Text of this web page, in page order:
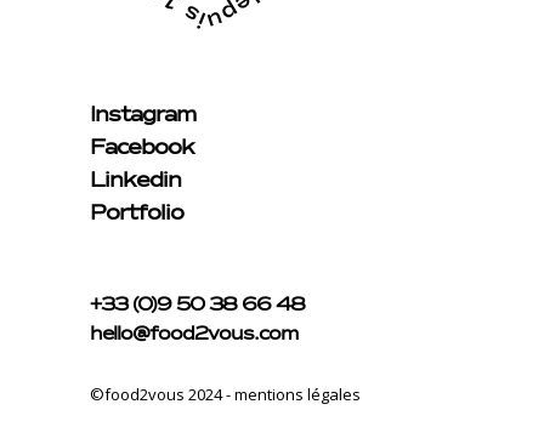
Instagram
Facebook
Linkedin
Portfolio
+33 (0)9 50 38 66 48
hello@food2vous.com
©food2vous 2024 -mentions légales